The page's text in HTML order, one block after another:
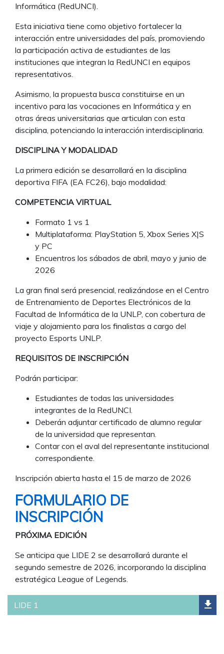
Informática (RedUNCI).
Esta iniciativa tiene como objetivo fortalecer la
interacción entre universidades del país, promoviendo
la participación activa de estudiantes de las
instituciones que integran la RedUNCI en equipos
representativos.
Asimismo, la propuesta busca constituirse en un
incentivo para las vocaciones en Informática y en
otras áreas universitarias que articulan con esta
disciplina, potenciando la interacción interdisciplinaria.
DISCIPLINA Y MODALIDAD
La primera edición se desarrollará en la disciplina
deportiva FIFA (EA FC26), bajo modalidad:
COMPETENCIA VIRTUAL
Formato 1 vs 1
Multiplataforma: PlayStation 5, Xbox Series X|S
y PC
Encuentros los sábados de abril, mayo y junio de
2026
La gran final será presencial, realizándose en el Centro
de Entrenamiento de Deportes Electrónicos de la
Facultad de Informática de la UNLP, con cobertura de
viaje y alojamiento para los finalistas a cargo del
proyecto Esports UNLP.
REQUISITOS DE INSCRIPCIÓN
Podrán participar:
Estudiantes de todas las universidades
integrantes de la RedUNCI.
Deberán adjuntar certificado de alumno regular
de la universidad que representan.
Contar con el aval del representante institucional
correspondiente.
Inscripción abierta hasta el 15 de marzo de 2026
FORMULARIO DE
INSCRIPCIÓN
PRÓXIMA EDICIÓN
Se anticipa que LIDE 2 se desarrollará durante el
segundo semestre de 2026, incorporando la disciplina
estratégica League of Legends.
LIDE 1 file_download